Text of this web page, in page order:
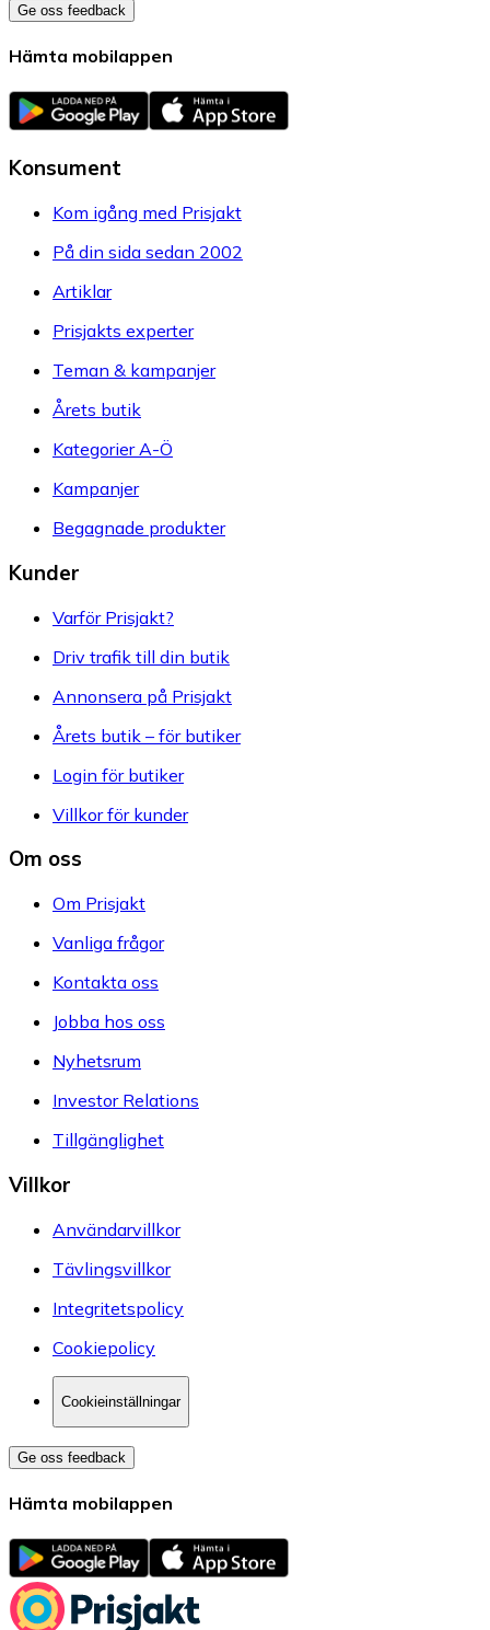
Ge oss feedback
Hämta mobilappen
Konsument
Kom igång med Prisjakt
På din sida sedan 2002
Artiklar
Prisjakts experter
Teman & kampanjer
Årets butik
Kategorier A-Ö
Kampanjer
Begagnade produkter
Kunder
Varför Prisjakt?
Driv trafik till din butik
Annonsera på Prisjakt
Årets butik – för butiker
Login för butiker
Villkor för kunder
Om oss
Om Prisjakt
Vanliga frågor
Kontakta oss
Jobba hos oss
Nyhetsrum
Investor Relations
Tillgänglighet
Villkor
Användarvillkor
Tävlingsvillkor
Integritetspolicy
Cookiepolicy
Cookieinställningar
Ge oss feedback
Hämta mobilappen